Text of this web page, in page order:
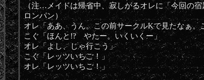
（注…メイドは帰省中、寂しがるオレに「今回の
ロンパン）
オレ「ああ、うん。この前サークルKで見たなぁ
こぐ「ほんと!? やたー。いくいくー」
オレ「よし、じゃ行こう」
こぐ「レッツいちご！」
オレ「レッツいちご！」